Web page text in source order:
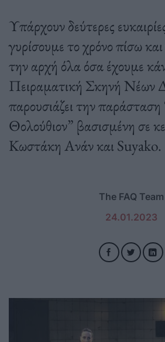
Υπάρχουν δεύτερες
γυρίσουμε το χρόνο πίσω
την αρχή όλα όσα έχουμε
Πειραματική Σκηνή Νέων
παρουσιάζει την
Θολούθιον” βασισμένη σε
Κωστάκη Ανάν και Suyako.
The FAQ Team
24.01.2023